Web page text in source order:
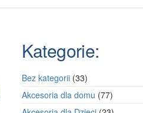
Kategorie:
Bez kategorii 3333
produkty
Akcesoria dla domu 7777
produktów